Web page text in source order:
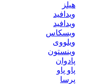
هیلز
ویدافید
ویدافید
ویسکاس
ویلووی
وینستون
پادوان
پاو پاو
پرسا